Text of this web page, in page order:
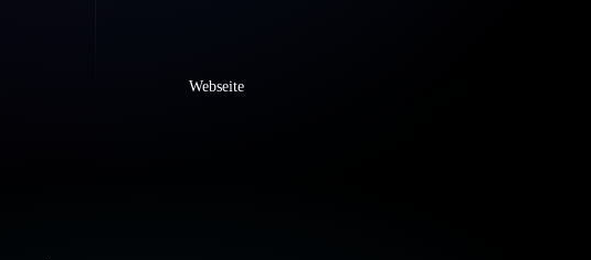
Webseite